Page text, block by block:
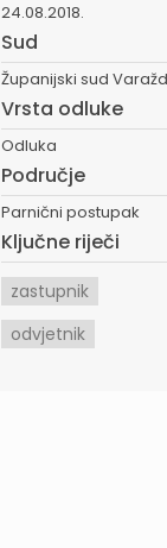
24.08.2018.
Sud
Županijski sud
Vrsta odluke
Odluka
Područje
Parnični postupak
Ključne riječi
zastupnik
odvjetnik